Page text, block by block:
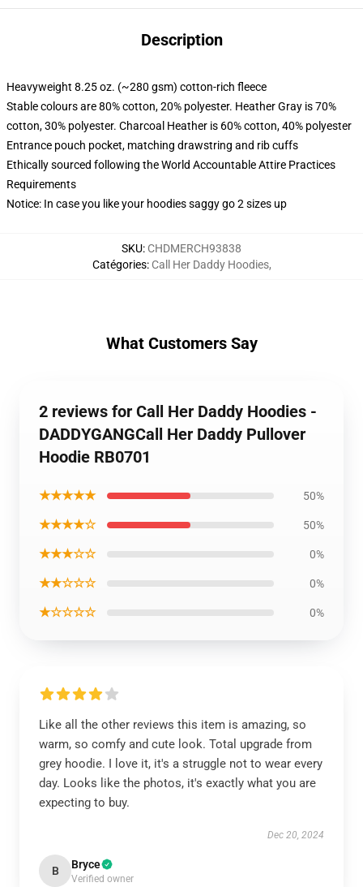
Description
Heavyweight 8.25 oz. (~280 gsm) cotton-rich fleece
Stable colours are 80% cotton, 20% polyester. Heather Gray is 70%
cotton, 30% polyester. Charcoal Heather is 60% cotton, 40% polyester
Entrance pouch pocket, matching drawstring and rib cuffs
Ethically sourced following the World Accountable Attire Practices
Requirements
Notice: In case you like your hoodies saggy go 2 sizes up
SKU: CHDMERCH93838
Catégories: Call Her Daddy Hoodies,
What Customers Say
2 reviews for Call Her Daddy Hoodies -
DADDYGANGCall Her Daddy Pullover
Hoodie RB0701
★★★★★ 50%
★★★★☆ 50%
★★★☆☆ 0%
★★☆☆☆ 0%
★☆☆☆☆ 0%
Like all the other reviews this item is amazing, so
warm, so comfy and cute look. Total upgrade from
grey hoodie. I love it, it's a struggle not to wear every
day. Looks like the photos, it's exactly what you are
expecting to buy.
Dec 20, 2024
B Bryce
Verified owner